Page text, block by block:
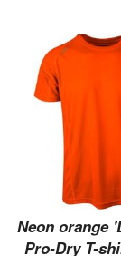
Neon orange
Pro-Dry T-